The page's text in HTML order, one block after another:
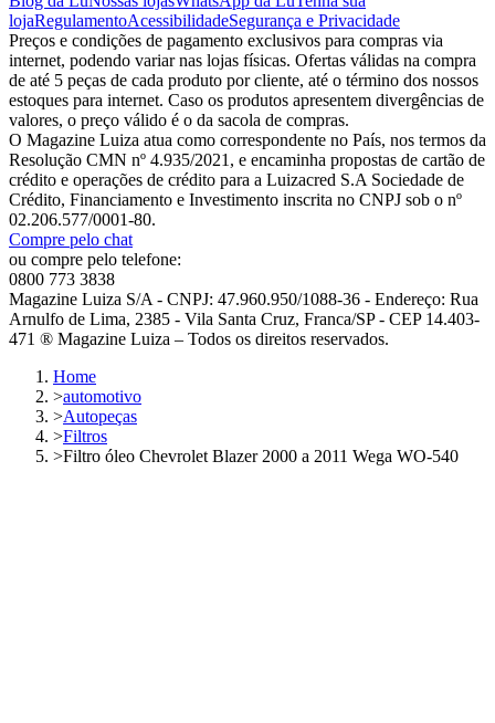
lojaRegulamentoAcessibilidadeSegurança e Privacidade
Preços e condições de pagamento exclusivos para compras via
internet, podendo variar nas lojas físicas. Ofertas válidas na compra
de até 5 peças de cada produto por cliente, até o término dos nossos
estoques para internet. Caso os produtos apresentem divergências de
valores, o preço válido é o da sacola de compras.
O Magazine Luiza atua como correspondente no País, nos termos da
Resolução CMN nº 4.935/2021, e encaminha propostas de cartão de
crédito e operações de crédito para a Luizacred S.A Sociedade de
Crédito, Financiamento e Investimento inscrita no CNPJ sob o nº
02.206.577/0001-80.
Compre pelo chat
ou compre pelo telefone:
0800 773 3838
Magazine Luiza S/A - CNPJ: 47.960.950/1088-36 - Endereço: Rua
Arnulfo de Lima, 2385 - Vila Santa Cruz, Franca/SP - CEP 14.403-
471 ® Magazine Luiza – Todos os direitos reservados.
Home
>automotivo
>Autopeças
>Filtros
>Filtro óleo Chevrolet Blazer 2000 a 2011 Wega WO-540